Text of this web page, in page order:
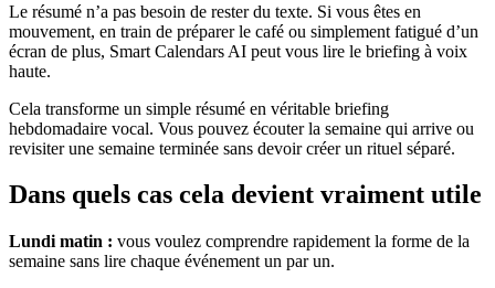
Le résumé n’a pas besoin de rester du texte. Si vous êtes en
mouvement, en train de préparer le café ou simplement fatigué d’un
écran de plus, Smart Calendars AI peut vous lire le briefing à voix
haute.
Cela transforme un simple résumé en véritable briefing
hebdomadaire vocal. Vous pouvez écouter la semaine qui arrive ou
revisiter une semaine terminée sans devoir créer un rituel séparé.
Dans quels cas cela devient vraiment utile
Lundi matin : vous voulez comprendre rapidement la forme de la
semaine sans lire chaque événement un par un.